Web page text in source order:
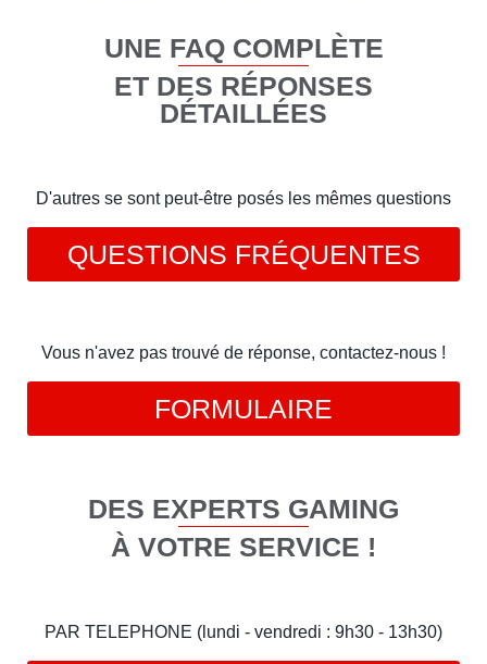
UNE FAQ COMPLÈTE
ET DES RÉPONSES
DÉTAILLÉES
D'autres se sont peut-être posés les mêmes questions
QUESTIONS FRÉQUENTES
Vous n'avez pas trouvé de réponse, contactez-nous !
FORMULAIRE
DES EXPERTS GAMING
À VOTRE SERVICE !
PAR TELEPHONE (lundi - vendredi : 9h30 - 13h30)